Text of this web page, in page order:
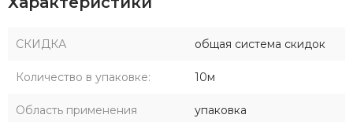
СКИДКА общая система скидок
Количество в упаковке: 10м
Область применения упаковка